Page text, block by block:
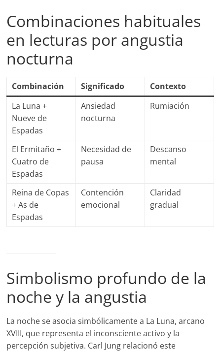
Combinaciones habituales
en lecturas por angustia
nocturna
Combinación Significado
Contexto
La Luna +
Nueve de
Espadas
Ansiedad
nocturna
Rumiación
El Ermitaño +
Cuatro de
Espadas
Necesidad de
pausa
Descanso
mental
Reina de Copas
+ As de
Espadas
Contención
emocional
Claridad
gradual
Simbolismo profundo de la
noche y la angustia
La noche se asocia simbólicamente a La Luna, arcano
XVIII, que representa el inconsciente activo y la
percepción subjetiva. Carl Jung relacionó este